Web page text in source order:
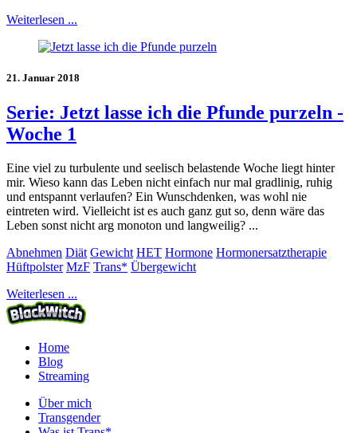
Weiterlesen ...
21. Januar 2018
Serie: Jetzt lasse ich die Pfunde purzeln -
Woche 1
Eine viel zu turbulente und seelisch belastende Woche liegt hinter
mir. Wieso kann das Leben nicht einfach nur mal gradlinig, ruhig
und entspannt verlaufen? Ein Wunschdenken, was wohl nie
eintreten wird. Vielleicht ist es auch ganz gut so, denn wäre das
Leben sonst nicht arg monoton und langweilig? ...
Abnehmen Diät Gewicht HET Hormone Hormonersatztherapie
Hüftpolster MzF Trans* Übergewicht
Weiterlesen ...
Home
Blog
Streaming
Über mich
Transgender